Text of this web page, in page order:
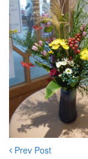
Prev Post